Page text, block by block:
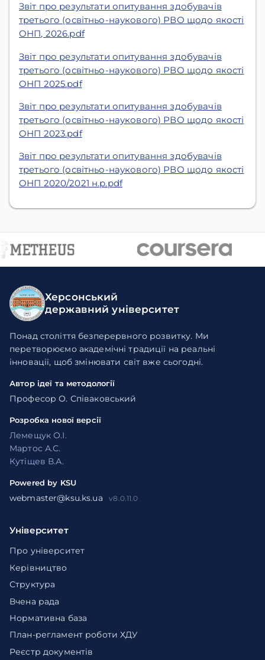
Звіт про результати опитування здобувачів
третього (освітньо-наукового) РВО щодо якості
ОНП, 2026.pdf
Звіт про результати опитування здобувачів
третього (освітньо-наукового) РВО щодо якості
ОНП 2025.pdf
Звіт про результати опитування здобувачів
третього (освітньо-наукового) РВО щодо якості
ОНП 2023.pdf
Звіт про результати опитування здобувачів
третього (освітньо-наукового) РВО щодо якості
ОНП 2020/2021 н.р.pdf
Херсонський
державний університет
Понад століття безперервного розвитку. Ми
перетворюємо академічні традиції на реальні
інновації, щоб змінювати світ вже сьогодні.
Автор ідеї та методології
Професор О. Співаковський
Розробка нової версії
Лемещук О.І.
Мартос А.С.
Кутіщев В.А.
Powered by KSU
webmaster@ksu.ks.ua v8.0.11.0
Університет
Про університет
Керівництво
Структура
Вчена рада
Нормативна база
План-регламент роботи ХДУ
Реєстр документів